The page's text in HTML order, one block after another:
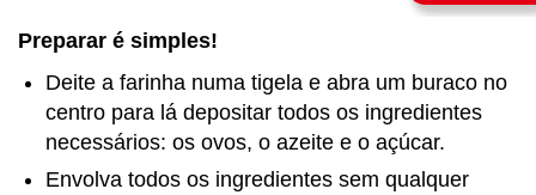
Preparar é simples!
Deite a farinha numa tigela e abra um buraco no
centro para lá depositar todos os ingredientes
necessários: os ovos, o azeite e o açúcar.
Envolva todos os ingredientes sem qualquer